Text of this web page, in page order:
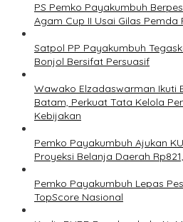
PS Pemko Payakumbuh
Agam Cup II Usai Gilas Pemda
Satpol PP Payakumbuh
Bonjol Bersifat Persuasif
Wawako Elzadaswarman Ikuti
Batam, Perkuat Tata Kelola
Kebijakan
Pemko Payakumbuh Ajukan
Proyeksi Belanja Daerah
Pemko Payakumbuh Lepas
TopScore Nasional